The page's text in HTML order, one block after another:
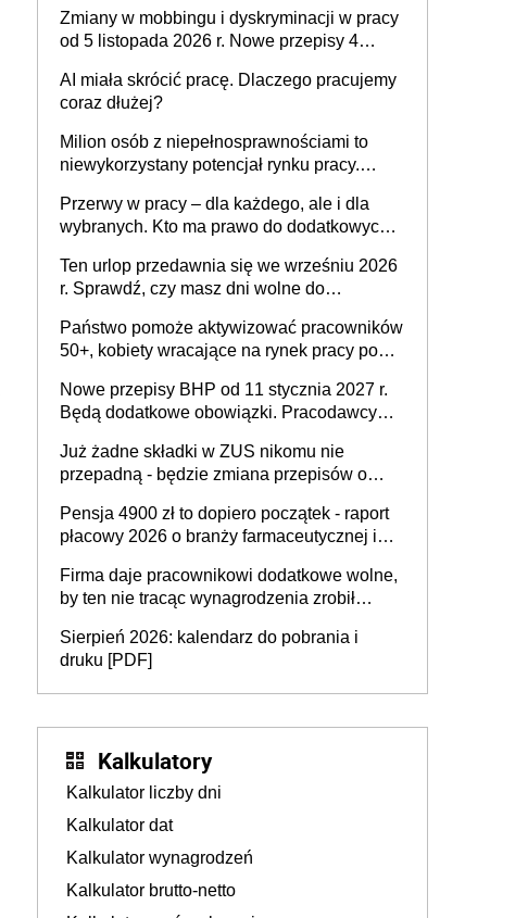
Zmiany w mobbingu i dyskryminacji w pracy
od 5 listopada 2026 r. Nowe przepisy 4
Ustaw
AI miała skrócić pracę. Dlaczego pracujemy
coraz dłużej?
Milion osób z niepełnosprawnościami to
niewykorzystany potencjał rynku pracy.
dofinansowań czy refundacji, ale bariery po
stronie systemu i świadomości
pracodawców [WYWIAD]
Przerwy w pracy – dla każdego, ale i dla
wybranych. Kto ma prawo do dodatkowych
Ten urlop przedawnia się we wrześniu 2026
r. Sprawdź, czy masz dni wolne do
Państwo pomoże aktywizować pracowników
50+, kobiety wracające na rynek pracy po
osoby neuroatypowe. Powstanie Fundusz
na rzecz Inkluzywności w Zatrudnianiu?
Nowe przepisy BHP od 11 stycznia 2027 r.
Będą dodatkowe obowiązki. Pracodawcy
Już żadne składki w ZUS nikomu nie
przepadną - będzie zmiana przepisów o
ubezpieczeniom społecznym
Pensja 4900 zł to dopiero początek - raport
płacowy 2026 o branży farmaceutycznej i
Firma daje pracownikowi dodatkowe wolne,
by ten nie tracąc wynagrodzenia zrobił
sprawdza
Sierpień 2026: kalendarz do pobrania i
druku [PDF]
Kalkulatory
Kalkulator liczby dni
Kalkulator dat
Kalkulator wynagrodzeń
Kalkulator brutto-netto